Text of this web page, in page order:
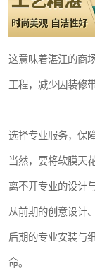
这意味着湛江的商
工程，减少因装修
选择专业服务，保
当然，要将软膜天
离不开专业的设计
从前期的创意设计
后期的专业安装与
命。